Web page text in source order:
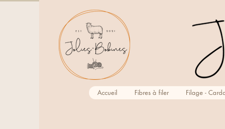
Accueil Fibres à filer Filage -